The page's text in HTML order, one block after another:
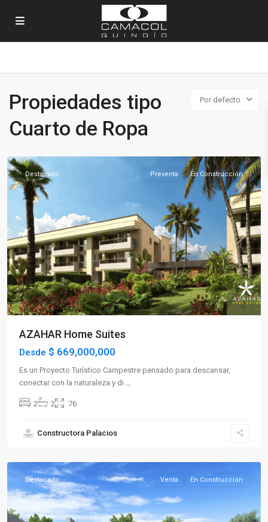
Por defecto
Propiedades tipo
Cuarto de Ropa
Sur
Previous Next
Destacado Preventa En Construcción
AZAHAR Home Suites
Desde $ 669,000,000
Es un Proyecto Turístico Campestre pensado para descansar,
conectar con la naturaleza y di
2 2 76
Constructora Palacios
La
Destacado Venta En Construcción